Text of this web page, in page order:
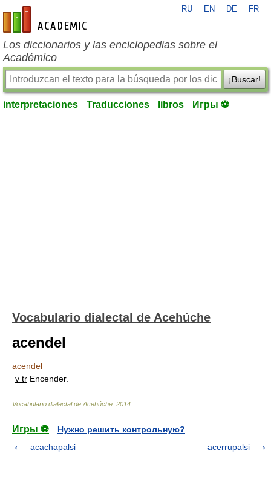
es-academic.com
RU EN DE FR
Los diccionarios y las enciclopedias sobre el
Académico
¡Buscar!
interpretaciones Traducciones libros Игры ⚽
Vocabulario dialectal de Acehúche
acendel
acendel
v tr Encender.
Vocabulario dialectal de Acehúche 2014
Игры ⚽
Нужно решить контрольную?
acachapalsi
acerrupalsi